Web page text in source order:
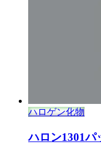
ハロゲン化物
ハロン1301パ